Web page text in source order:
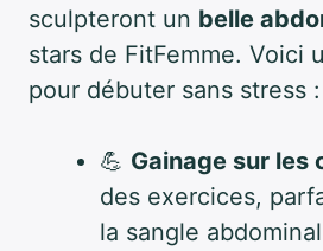
sculpteront un belle
stars de FitFemme. Voici
pour débuter sans stress :
💪 Gainage sur les
des exercices,
la sangle